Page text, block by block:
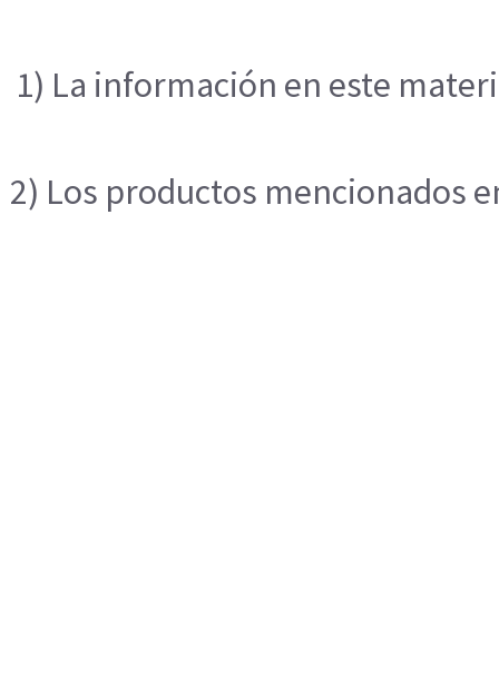
1) La información en este
2) Los productos mencionados